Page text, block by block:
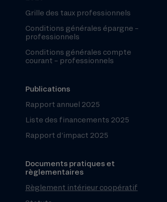
Grille des taux professionnels
Conditions générales épargne –
professionnels
Conditions générales compte
courant – professionnels
Publications
Rapport annuel 2025
Liste des financements 2025
Rapport d’impact 2025
Documents pratiques et
règlementaires
Règlement intérieur coopératif